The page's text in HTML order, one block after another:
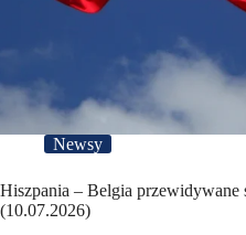
Newsy
Hiszpania – Belgia przewidywane
(10.07.2026)